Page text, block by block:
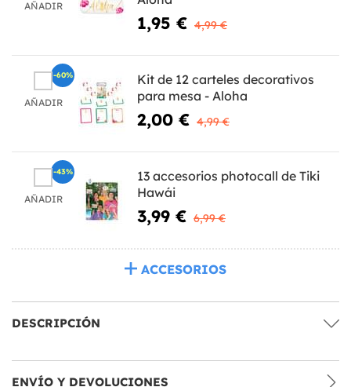
AÑADIR
1,95 € 4,99 €
AÑADIR
Kit de 12 carteles decorativos
para mesa - Aloha
2,00 € 4,99 €
-60%
AÑADIR
13 accesorios photocall de Tiki
Hawái
3,99 € 6,99 €
-43%
ACCESORIOS
DESCRIPCIÓN
ENVÍO Y DEVOLUCIONES